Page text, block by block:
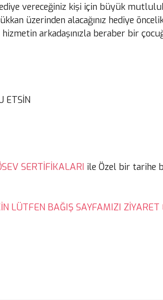
vereceğiniz kişi için büyük
üzerinden alacağınız hediye
hizmetin arkadaşınızla beraber bir
ETSİN
SERTİFİKALARI ile Özel bir tarihe
LÜTFEN BAĞIŞ SAYFAMIZI ZİYARET